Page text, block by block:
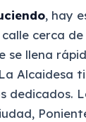
, hay
cerca
se llena
Alcaidesa
dedicados.